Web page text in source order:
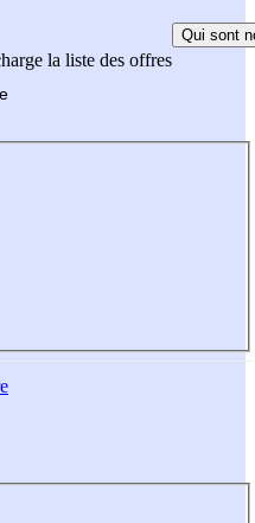
la liste des offres
Qui sont